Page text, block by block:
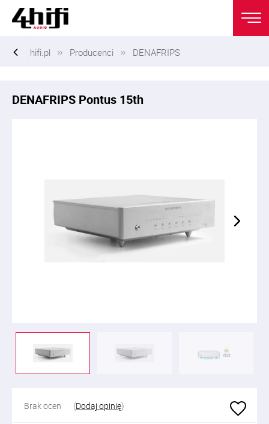
hifi.pl Producenci DENAFRIPS
DENAFRIPS Pontus 15th
Brak ocen (Dodaj opinię)